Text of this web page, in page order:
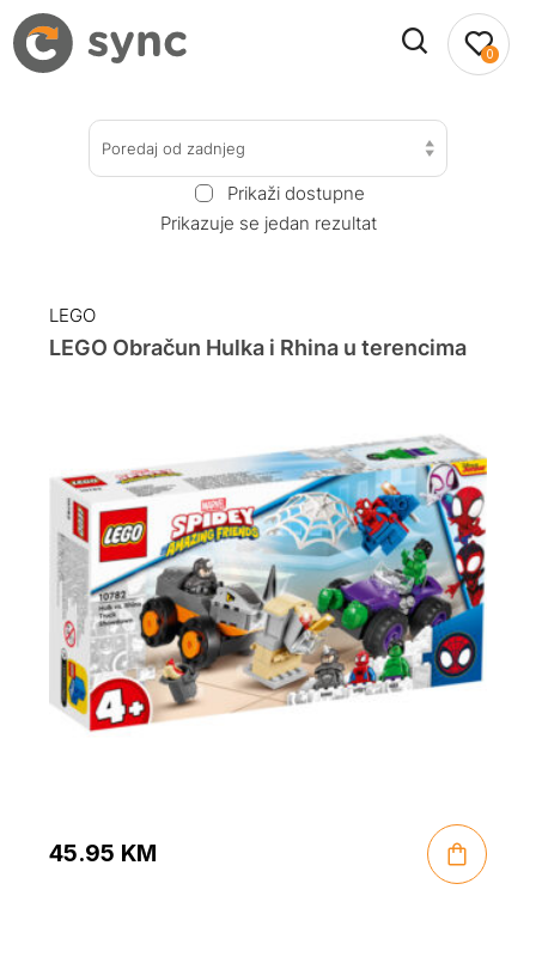
0
Poredaj od zadnjeg
Prikaži dostupne
Prikazuje se jedan rezultat
LEGO
LEGO Obračun Hulka i Rhina u terencima
45.95 KM